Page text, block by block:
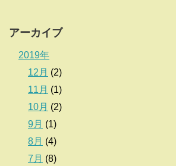
アーカイブ
2019年
12月 (2)
11月 (1)
10月 (2)
9月 (1)
8月 (4)
7月 (8)